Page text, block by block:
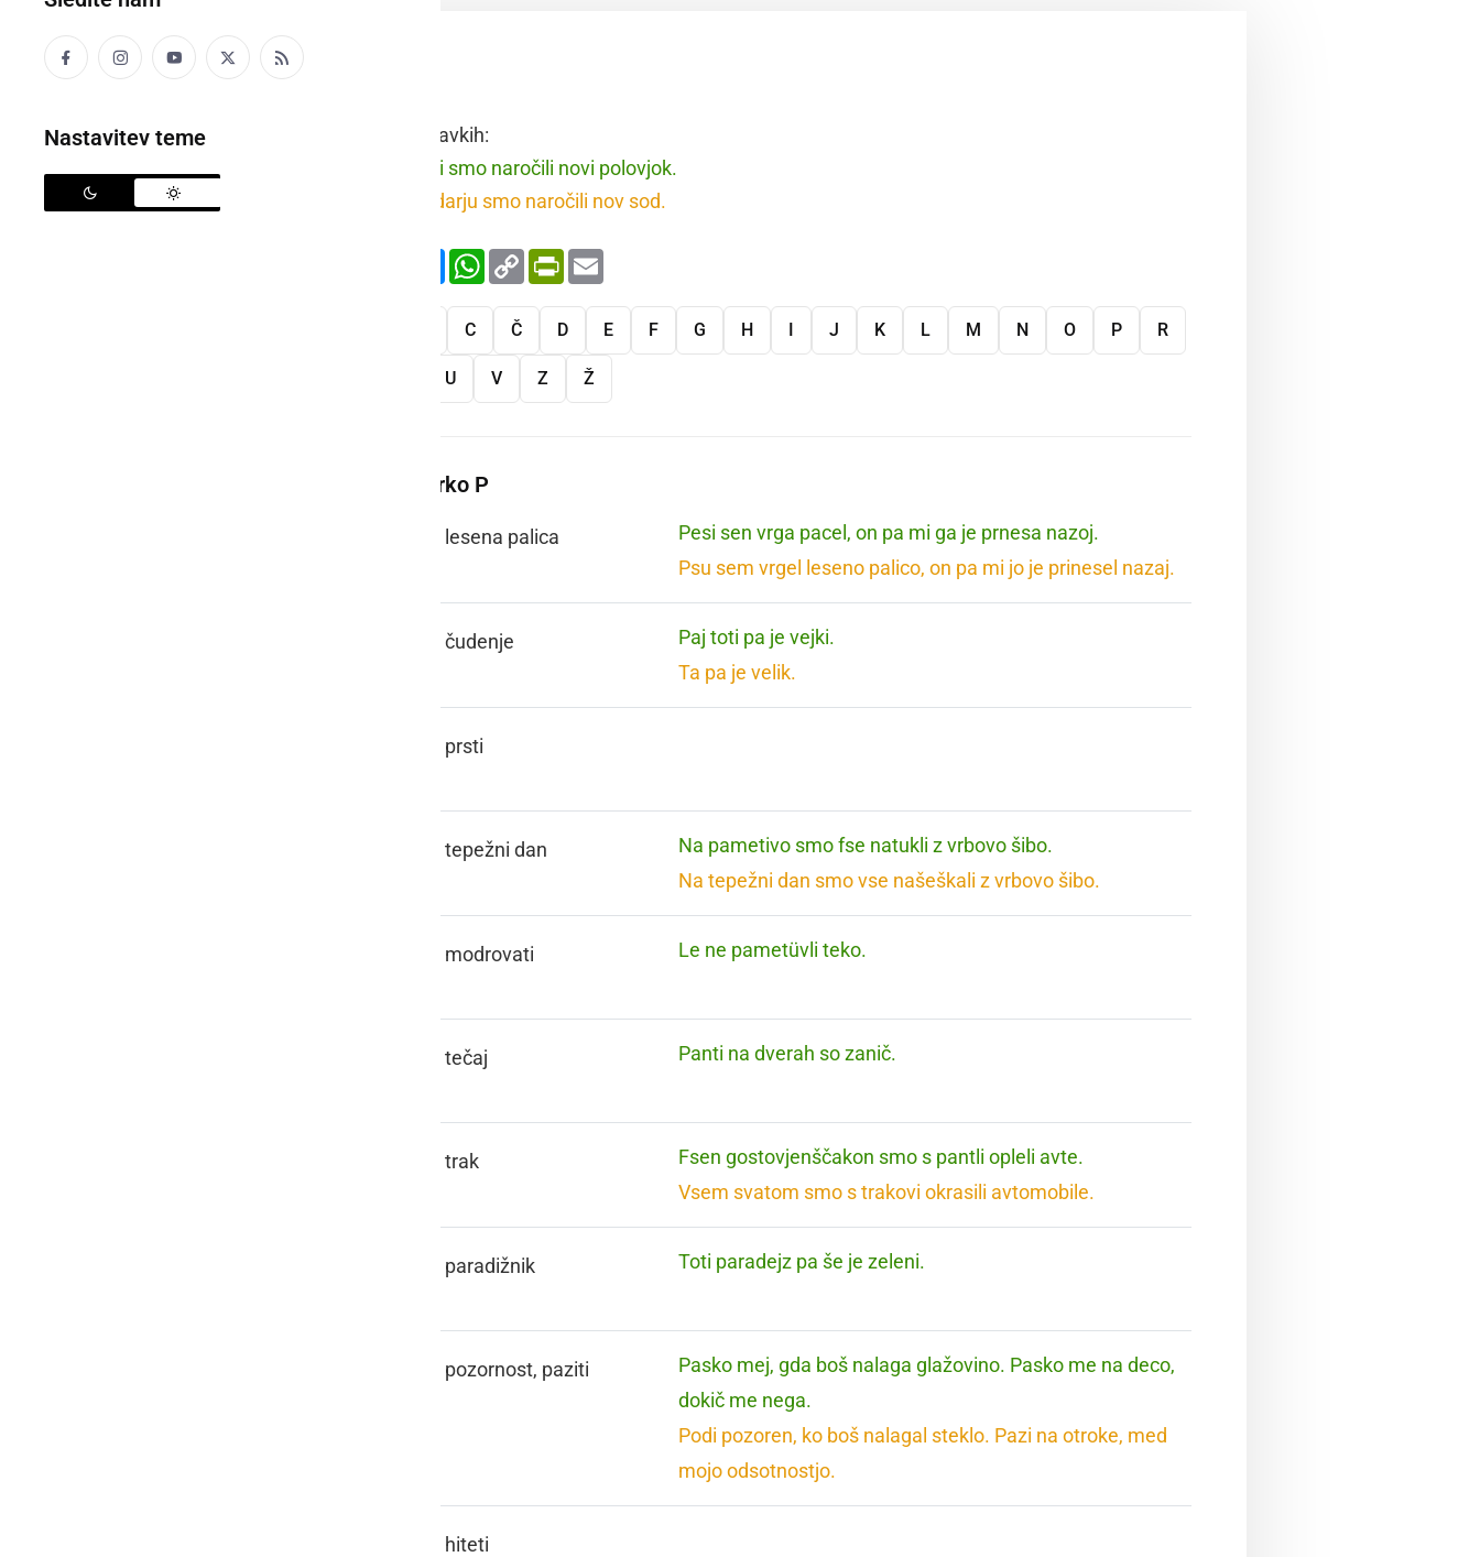
Nastavitev teme
sodar
Raba besede v stavkih:
Pri pintari smo naročili novi polovjok.
Pri sodarju smo naročili nov sod.
FacebookMessenger
WhatsApp
Copy
Link
PrintFriendly
C Č D E F G H I J K L M N O P R
U V Z Ž
Več besed na črko P
lesena palica
Pesi sen vrga pacel, on pa mi ga je prnesa nazoj.
Psu sem vrgel leseno palico, on pa mi jo je prinesel nazaj.
čudenje
Paj toti pa je vejki.
Ta pa je velik.
prsti
tepežni dan
Na pametivo smo fse natukli z vrbovo šibo.
Na tepežni dan smo vse našeškali z vrbovo šibo.
modrovati Le ne pametüvli teko.
tečaj Panti na dverah so zanič.
trak
Fsen gostovjenščakon smo s pantli opleli avte.
Vsem svatom smo s trakovi okrasili avtomobile.
paradižnik Toti paradejz pa še je zeleni.
pozornost, paziti
Pasko mej, gda boš nalaga glažovino. Pasko me na deco,
dokič me nega.
Podi pozoren, ko boš nalagal steklo. Pazi na otroke, med
mojo odsotnostjo.
hiteti